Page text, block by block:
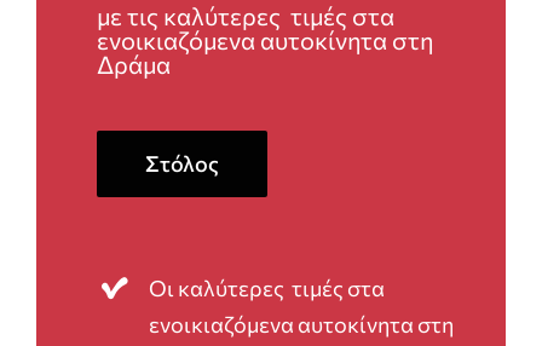
με τις καλύτερες τιμές στα
ενοικιαζόμενα αυτοκίνητα στη
Δράμα
Στόλος
Οι καλύτερες τιμές στα
ενοικιαζόμενα αυτοκίνητα στη